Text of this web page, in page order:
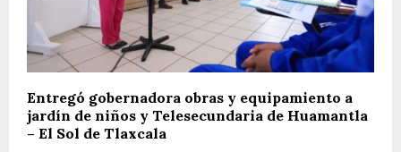
Entregó gobernadora obras y equipamiento a
jardín de niños y Telesecundaria de Huamantla
– El Sol de Tlaxcala